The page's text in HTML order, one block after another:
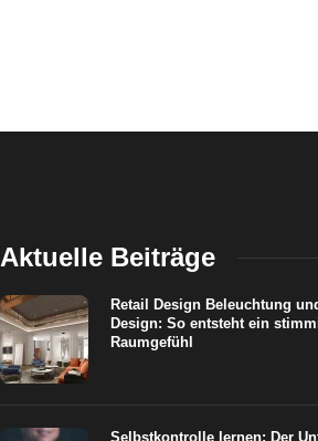
Aktuelle Beiträge
Retail Design Beleuchtung
Design: So entsteht ein
Raumgefühl
Selbstkontrolle lernen: Der